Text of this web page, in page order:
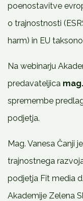
poenostavitve
o trajnostnosti
harm) in EU
Na webinarju
predavateljica
spremembe
podjetja.
Mag. Vanesa Čanji
trajnostnega
podjetja Fit media
Akademije Zelena